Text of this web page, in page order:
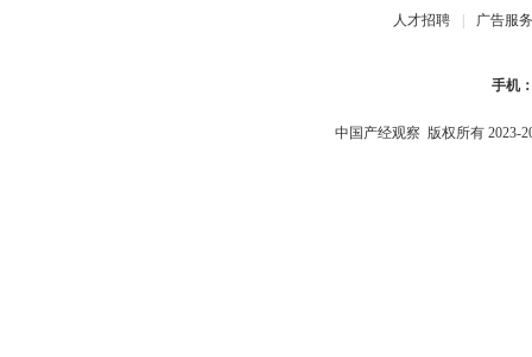
人才招聘 广告服务
手机
中国产经观察 版权所有 2023-